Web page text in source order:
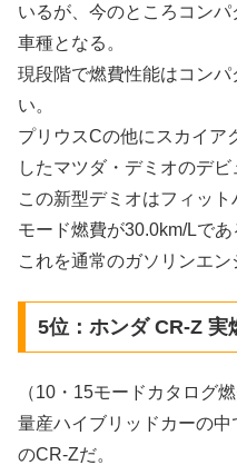
いるが、今のところコン
車種となる。
現段階で燃費性能はコン
い。
プリウスCの他にスカイア
したマツダ・デミオのデビ
この新型デミオはフィッ
モード燃費が30.0km/Lであ
これを通常のガソリンエン
5位：ホンダ CR-Z 実
（10・15モードカタログ
量産ハイブリッドカーの
のCR-Zだ。